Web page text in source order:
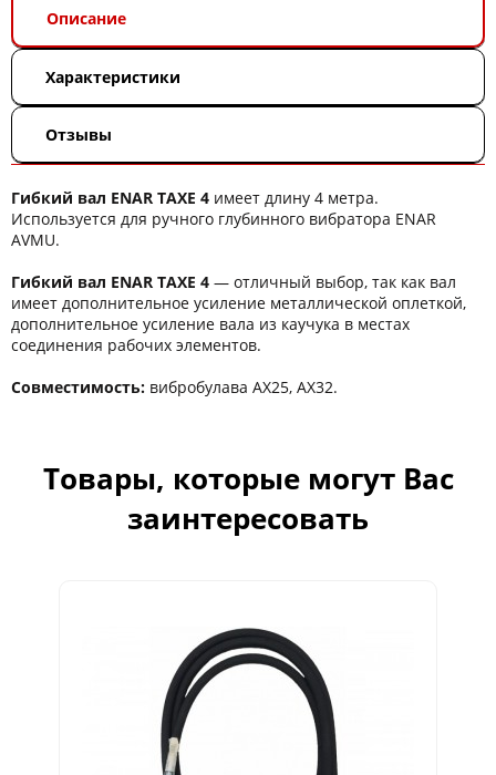
Описание
Характеристики
Отзывы
Гибкий вал ENAR TAXE 4 имеет длину 4 метрa.
Используется для ручного глубинного вибратора ENAR
AVMU.
Гибкий вал ENAR TAXE 4 ― отличный выбор, так как вал
имеет дополнительное усиление металлической оплеткой,
дополнительное усиление вала из каучука в местах
соединения рабочих элементов.
Совместимость: вибробулава AX25, AX32.
Товары, которые могут Вас
заинтересовать